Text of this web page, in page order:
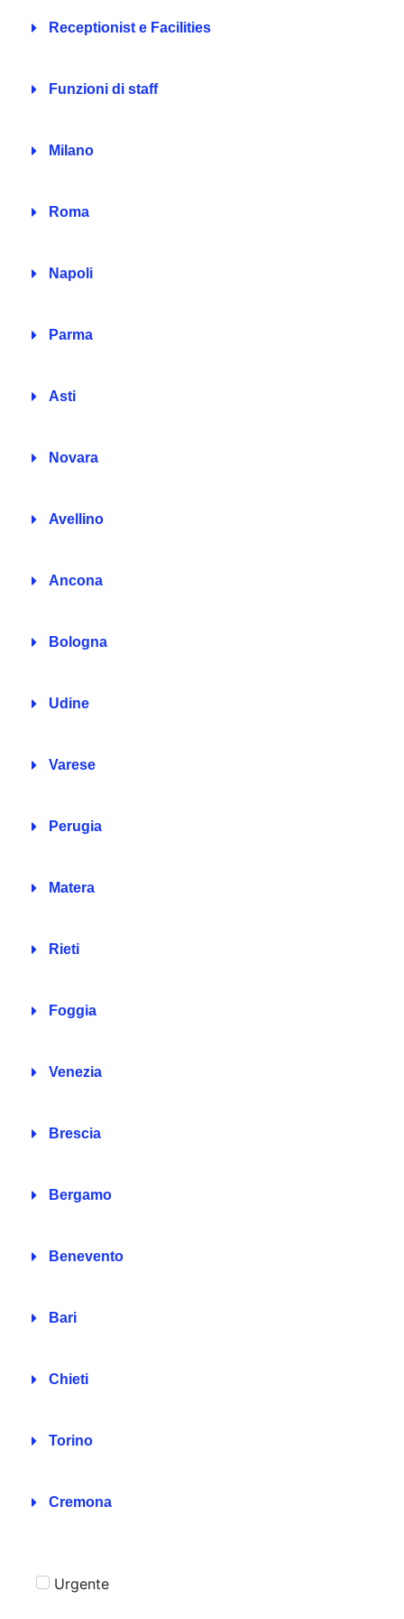
Receptionist e Facilities
Funzioni di staff
Milano
Roma
Napoli
Parma
Asti
Novara
Avellino
Ancona
Bologna
Udine
Varese
Perugia
Matera
Rieti
Foggia
Venezia
Brescia
Bergamo
Benevento
Bari
Chieti
Torino
Cremona
Urgente
Autorizzo il trattamento dei dati come indicato
Invia Candidatura